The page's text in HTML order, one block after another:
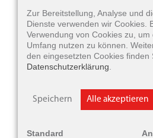
Zur Bereitstellung, Analyse und
Dienste verwenden wir Cookies.
Verwendung von Cookies zu, um
Umfang nutzen zu können.
den eingesetzten Cookies finden
Datenschutzerklärung
Speichern Alle akzeptieren
Standard